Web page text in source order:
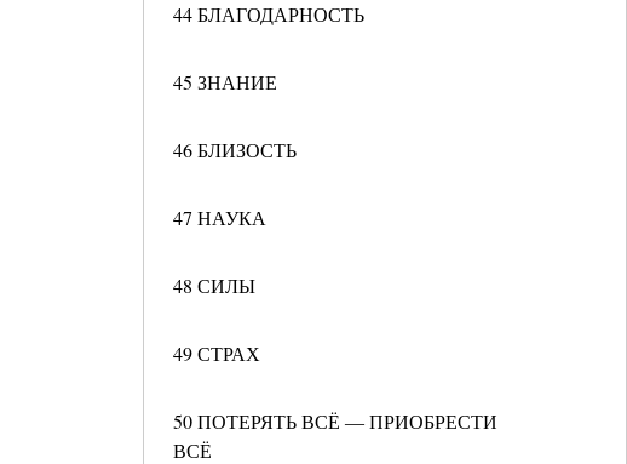
44 БЛАГОДАРНОСТЬ
45 ЗНАНИЕ
46 БЛИЗОСТЬ
47 НАУКА
48 СИЛЫ
49 СТРАХ
50 ПОТЕРЯТЬ ВСЁ ― ПРИОБРЕСТИ
ВСЁ